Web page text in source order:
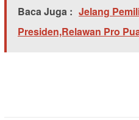
Baca Juga : Jelang
Presiden,Relawan Pro